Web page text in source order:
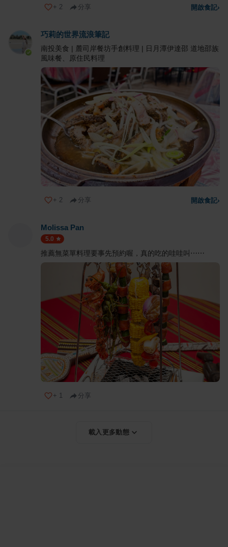
+ 2 分享 開啟食記›
巧莉的世界流浪筆記
南投美食 | 麓司岸餐坊手創料理 | 日月潭伊達邵 道地邵族
風味餐、原住民料理
+ 2 分享 開啟食記›
Molissa Pan
5.0
推薦無菜單料理要事先預約喔，真的吃的哇哇叫⋯⋯
+ 1 分享
載入更多動態